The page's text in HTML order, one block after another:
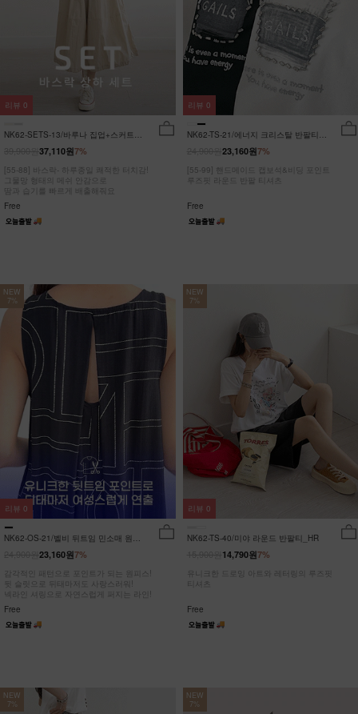
NK62-SETS-13/바루나 집업+스커트
7%
37,110원
[55-88] 바스락- 하루종일 쾌적한 터치감!
그물망 형태의 메쉬 안감으로
땀과 습기를 빠르게 배출해줘요
Free
리뷰 0
NK62-TS-21/에너지 크리스탈 반팔티
7%
23,160원
[55-99] 핸드메이드 캡보석&비딩 포인트
루즈핏 라운드 반팔 티셔츠
Free
리뷰 0
NEW
7%
NK62-OS-21/벨비 뒤트임 민소매 원피
7%
23,160원
감각적인 패턴으로 포인트가 되는 원피스!
뒷 슬릿으로 뒤태마저도 사랑스러워!
넥라인 셔링으로 자연스럽게 퍼지는 라인!
Free
리뷰 0
NEW
7%
NK62-TS-40/미야 라운드 반팔티_HR
7%
14,790원
유니크한 드로잉 아트와 레터링의 루즈핏
티셔츠
Free
리뷰 0
NEW
7%
NEW
7%